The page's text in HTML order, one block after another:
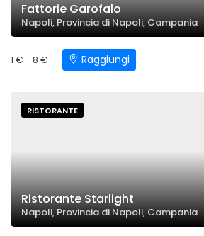
Fattorie Garofalo
Napoli, Provincia di Napoli, Campania
1 € - 8 € Raggiungi
RISTORANTE
Ristorante Starlight
Napoli, Provincia di Napoli, Campania